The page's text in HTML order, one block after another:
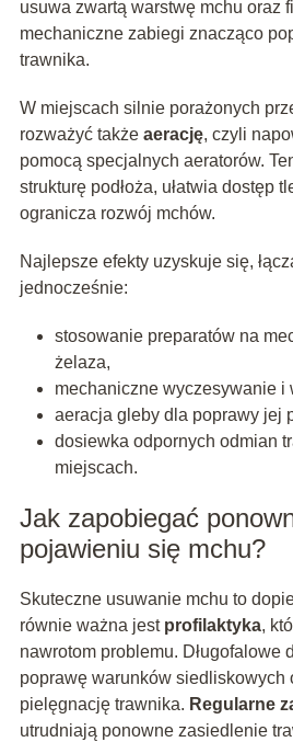
usuwa zwartą warstwę mchu oraz
mechaniczne zabiegi znacząco
trawnika.
W miejscach silnie porażonych
rozważyć także aerację, czyli
pomocą specjalnych aeratorów.
strukturę podłoża, ułatwia dostęp
ogranicza rozwój mchów.
Najlepsze efekty uzyskuje się,
jednocześnie:
stosowanie preparatów na
żelaza,
mechaniczne wyczesywanie i
aeracja gleby dla poprawy jej
dosiewka odpornych odmian
miejscach.
Jak zapobiegać
pojawieniu się mchu?
Skuteczne usuwanie mchu to
równie ważna jest profilaktyka,
nawrotom problemu. Długofalowe
poprawę warunków siedliskowych
pielęgnację trawnika. Regularne
utrudniają ponowne zasiedlenie